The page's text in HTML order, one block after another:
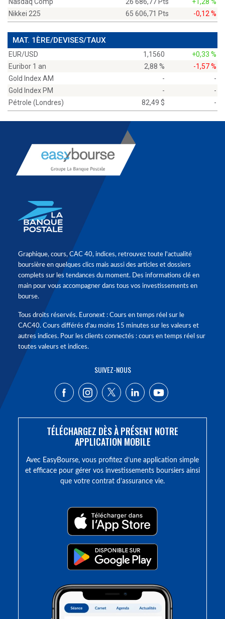
Nikkei 225
65 606,71 Pts -0,12 %
MAT. 1ÈRE/DEVISES/TAUX
EUR/USD 1,1560
+0,33 %
Euribor 1 an
2,88 %
-1,57 %
Gold Index AM
-
-
Gold Index PM
-
-
Pétrole (Londres)
82,49 $ -
Graphique, cours, CAC 40, indices, retrouvez toute l'actualité
boursière en quelques clics mais aussi des articles et dossiers
complets sur les tendances du moment. Des informations clé en
main pour vous accompagner dans tous vos investissements en
bourse.
Tous droits réservés. Euronext : Cours en temps réel sur le
CAC40. Cours différés d'au moins 15 minutes sur les valeurs et
autres indices. Pour les clients connectés : cours en temps réel sur
toutes valeurs et indices.
SUIVEZ-NOUS
TÉLÉCHARGEZ DÈS À PRÉSENT NOTRE
APPLICATION MOBILE
Avec EasyBourse, vous profitez d’une application simple
et efficace pour gérer vos investissements boursiers ainsi
que votre contrat d’assurance vie.